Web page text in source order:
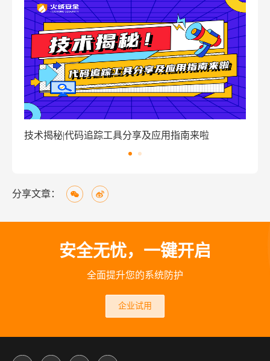
|代码追踪工具分享及应用指南来啦 窃密病毒伪装
分享文章：
安全无忧，一键开启
全面提升您的系统防护
企业试用